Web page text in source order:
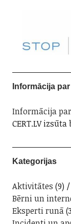
Informācija
Informācija
CERT.LV
Kategorijas
Aktivitātes (9)
Bērni un
Eksperti runā